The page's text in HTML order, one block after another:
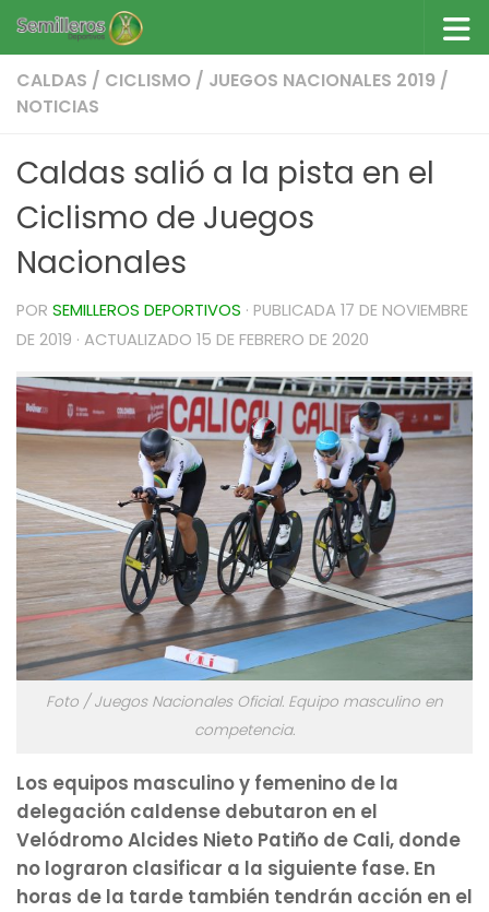
Saltar al contenido
CALDAS / CICLISMO / JUEGOS NACIONALES 2019 /
NOTICIAS
Caldas salió a la pista en el
Ciclismo de Juegos
Nacionales
POR SEMILLEROS DEPORTIVOS · PUBLICADA 17 DE NOVIEMBRE
DE 2019 · ACTUALIZADO 15 DE FEBRERO DE 2020
Foto / Juegos Nacionales Oficial. Equipo masculino en
competencia.
Los equipos masculino y femenino de la
delegación caldense debutaron en el
Velódromo Alcides Nieto Patiño de Cali, donde
no lograron clasificar a la siguiente fase. En
horas de la tarde también tendrán acción en el